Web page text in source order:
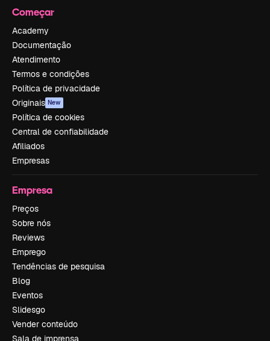
Começar
Academy
Documentação
Atendimento
Termos e condições
Política de privacidade
Originais New
Política de cookies
Central de confiabilidade
Afiliados
Empresas
Empresa
Preços
Sobre nós
Reviews
Emprego
Tendências de pesquisa
Blog
Eventos
Slidesgo
Vender conteúdo
Sala de imprensa